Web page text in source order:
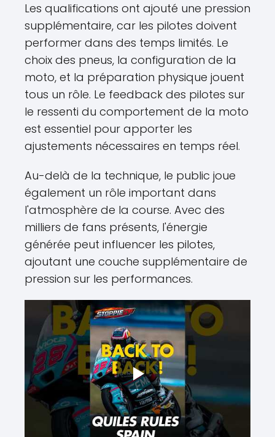
Les qualifications ont ajouté une pression
supplémentaire, car les pilotes doivent
performer dans des temps limités. Le
choix des pneus, la configuration de la
moto, et la préparation physique jouent
tous un rôle. Le feedback des pilotes sur
le ressenti du comportement de la moto
est essentiel pour apporter les
ajustements nécessaires en temps réel.
Au-delà de la technique, le public joue
également un rôle important dans
l'atmosphère de la course. Avec des
milliers de fans présents, l'énergie
générée peut influencer les pilotes,
ajoutant une couche supplémentaire de
pression sur les performances.